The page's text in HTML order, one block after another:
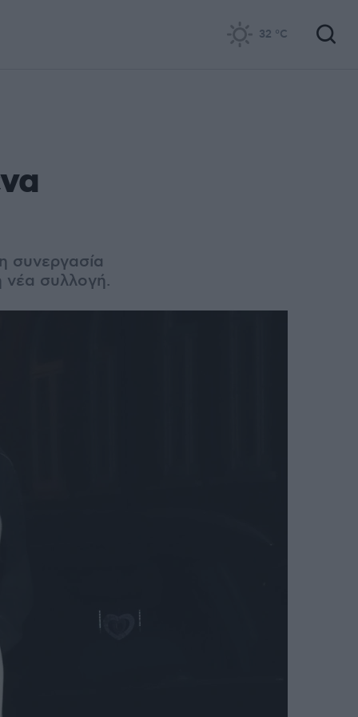
32 °C
συνεργασία
συλλογή.